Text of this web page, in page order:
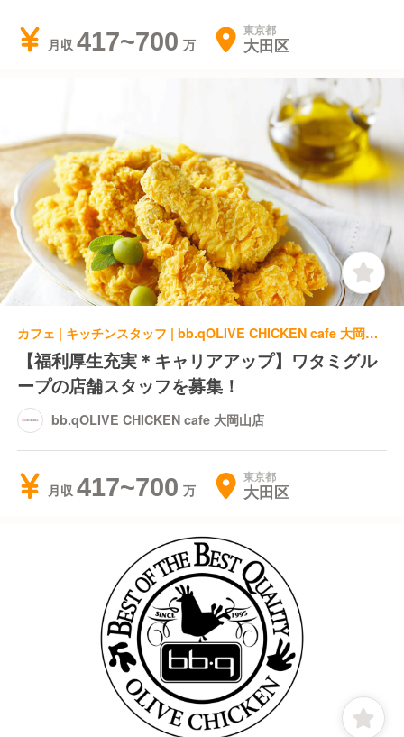
月収 417~700 東京都
大田区
カフェ | キッチンスタッフ | bb.qOLIVE CHICKEN cafe 大岡山店
【福利厚生充実＊キャリアアップ】ワタミグル
ープの店舗スタッフを募集！
bb.qOLIVE CHICKEN cafe 大岡山店
月収 417~700 東京都
大田区